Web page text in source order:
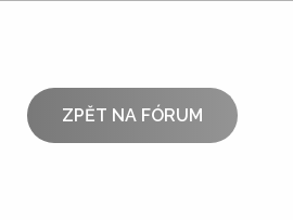
ZPĚT NA FÓRUM